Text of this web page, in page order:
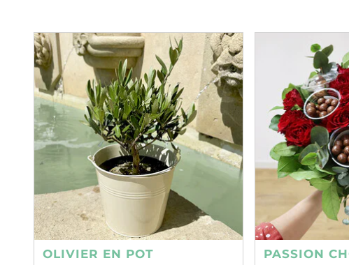
OLIVIER EN POT PASSION